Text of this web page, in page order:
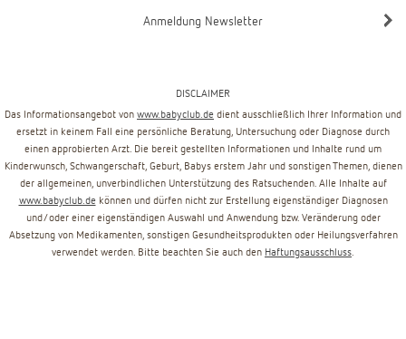
Anmeldung Newsletter
DISCLAIMER
Das Informationsangebot von www.babyclub.de dient ausschließlich Ihrer Information und
ersetzt in keinem Fall eine persönliche Beratung, Untersuchung oder Diagnose durch
einen approbierten Arzt. Die bereit gestellten Informationen und Inhalte rund um
Kinderwunsch, Schwangerschaft, Geburt, Babys erstem Jahr und sonstigen Themen, dienen
der allgemeinen, unverbindlichen Unterstützung des Ratsuchenden. Alle Inhalte auf
www.babyclub.de können und dürfen nicht zur Erstellung eigenständiger Diagnosen
und/oder einer eigenständigen Auswahl und Anwendung bzw. Veränderung oder
Absetzung von Medikamenten, sonstigen Gesundheitsprodukten oder Heilungsverfahren
verwendet werden. Bitte beachten Sie auch den Haftungsausschluss.